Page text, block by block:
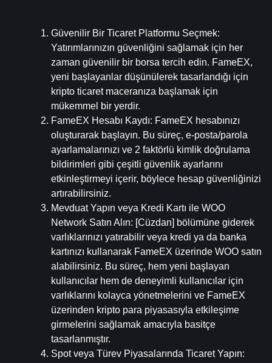
Güvenilir Bir Ticaret Platformu Seçmek:
Yatırımlarınızın güvenliğini sağlamak için her
zaman güvenilir bir borsa tercih edin. FameEX,
yeni başlayanlar düşünülerek tasarlandığı için
kripto ticaret maceranıza başlamak için
mükemmel bir yerdir.
FameEX Hesabı Kaydı: FameEX hesabınızı
oluşturarak başlayın. Bu süreç, e-posta/parola
ayarlamalarınızı ve 2 faktörlü kimlik doğrulama
bildirimleri gibi çeşitli güvenlik ayarlarını
etkinleştirmeyi içerir, böylece hesap güvenliğinizi
artırabilirsiniz.
Mevduat Yapın veya Kredi Kartı ile WOO
Network Satın Alın: [Cüzdan] bölümüne giderek
varlıklarınızı yatırabilir veya kredi ya da banka
kartınızı kullanarak FameEX üzerinde WOO satın
alabilirsiniz. Bu süreç, hem yeni başlayan
kullanıcılar hem de deneyimli kullanıcılar için
varlıklarını kolayca yönetmelerini ve FameEX
üzerinden kripto para piyasasıyla etkileşime
girmelerini sağlamak amacıyla basitçe
tasarlanmıştır.
Spot veya Türev Piyasalarında Ticaret Yapın: